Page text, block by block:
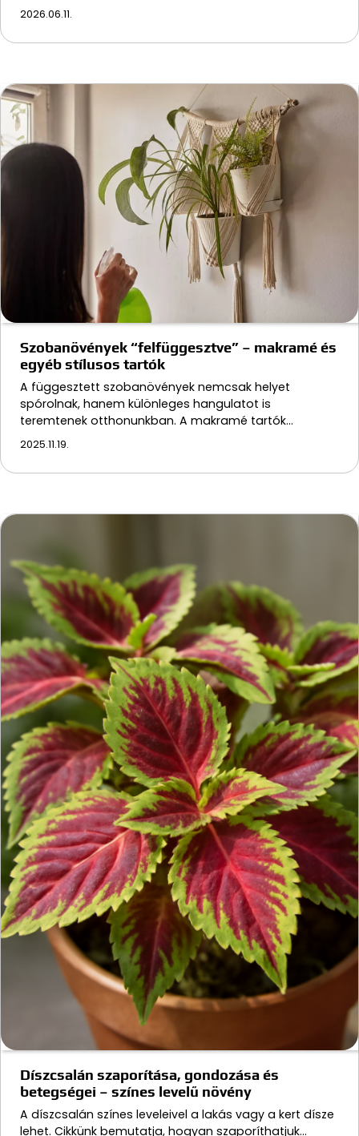
2026.06.11.
Szobanövények “felfüggesztve” – makramé és
egyéb stílusos tartók
A függesztett szobanövények nemcsak helyet
spórolnak, hanem különleges hangulatot is
teremtenek otthonunkban. A makramé tartók…
2025.11.19.
Díszcsalán szaporítása, gondozása és
betegségei – színes levelű növény
A díszcsalán színes leveleivel a lakás vagy a kert dísze
lehet. Cikkünk bemutatja, hogyan szaporíthatjuk…